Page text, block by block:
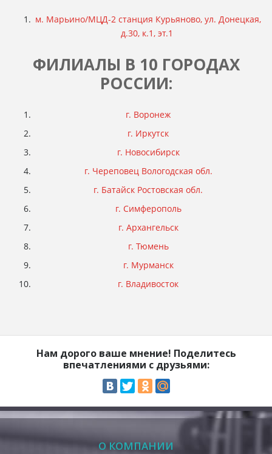
м. Марьино/МЦД-2 станция Курьяново, ул. Донецкая,
д.30, к.1, эт.1
ФИЛИАЛЫ В 10 ГОРОДАХ
РОССИИ:
г. Воронеж
г. Иркутск
г. Новосибирск
г. Череповец Вологодская обл.
г. Батайск Ростовская обл.
г. Симферополь
г. Архангельск
г. Тюмень
г. Мурманск
г. Владивосток
Нам дорого ваше мнение! Поделитесь
впечатлениями с друзьями:
О КОМПАНИИ